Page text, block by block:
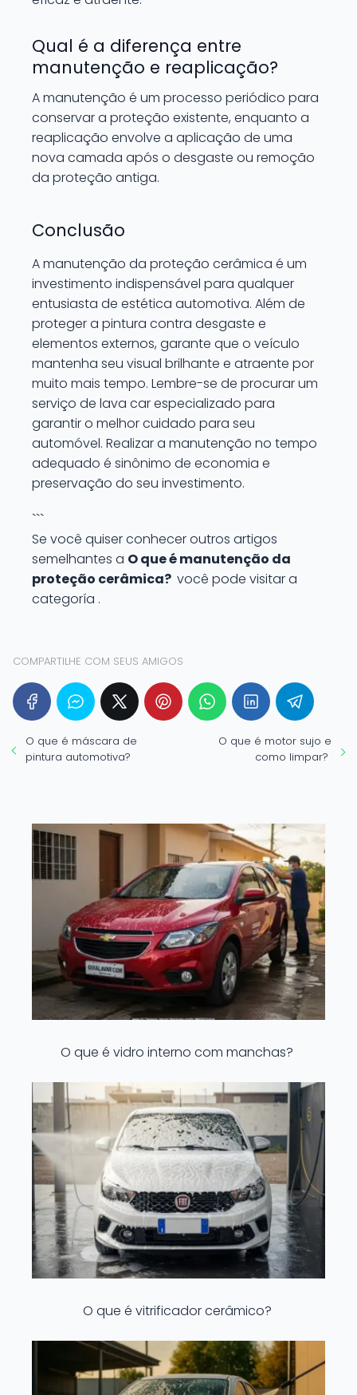
Qual é a diferença entre
manutenção e reaplicação?
A manutenção é um processo periódico para
conservar a proteção existente, enquanto a
reaplicação envolve a aplicação de uma
nova camada após o desgaste ou remoção
da proteção antiga.
Conclusão
A manutenção da proteção cerâmica é um
investimento indispensável para qualquer
entusiasta de estética automotiva. Além de
proteger a pintura contra desgaste e
elementos externos, garante que o veículo
mantenha seu visual brilhante e atraente por
muito mais tempo. Lembre-se de procurar um
serviço de lava car especializado para
garantir o melhor cuidado para seu
automóvel. Realizar a manutenção no tempo
adequado é sinônimo de economia e
preservação do seu investimento.
```
Se você quiser conhecer outros artigos
semelhantes a O que é manutenção da
proteção cerâmica? você pode visitar a
categoría .
COMPARTILHE COM SEUS AMIGOS
O que é máscara de
pintura automotiva?
O que é motor sujo e
como limpar?
O que é vidro interno com manchas?
O que é vitrificador cerâmico?